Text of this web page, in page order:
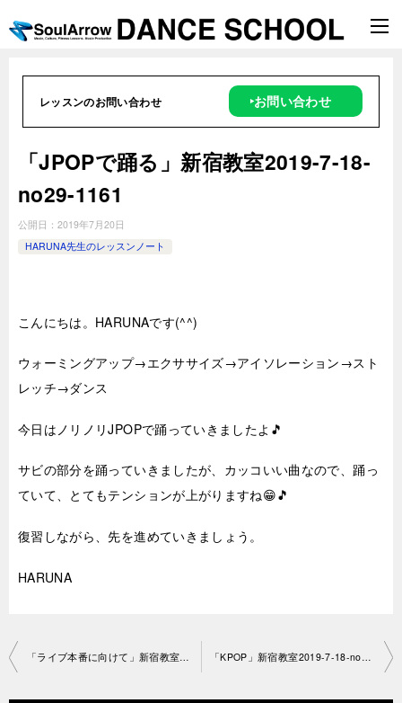
レッスンのお問い合わせ ‣お問い合わせ
「JPOPで踊る」新宿教室2019-7-18-
no29-1161
公開日： 2019年7月20日
HARUNA先生のレッスンノート
こんにちは。HARUNAです(^^)
ウォーミングアップ→エクササイズ→アイソレーション→スト
レッチ→ダンス
今日はノリノリJPOPで踊っていきましたよ🎵
サビの部分を踊っていきましたが、カッコいい曲なので、踊っ
ていて、とてもテンションが上がりますね😁🎵
復習しながら、先を進めていきましょう。
HARUNA
投
「ライブ本番に向けて」新宿教室2019-7-18-no29-1118 「KPOP」新宿教室2019-7-18-no29-1160